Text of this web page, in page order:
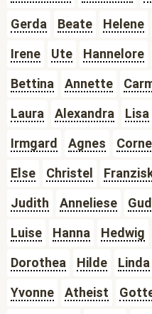
Gerda
Beate Helene
Irene
Ute Hannelore
Bettina
Annette
Laura
Alexandra Lisa
Irmgard
Agnes
Else
Christel
Judith
Anneliese
Luise
Hanna Hedwig
Dorothea
Hilde Linda
Yvonne
Atheist